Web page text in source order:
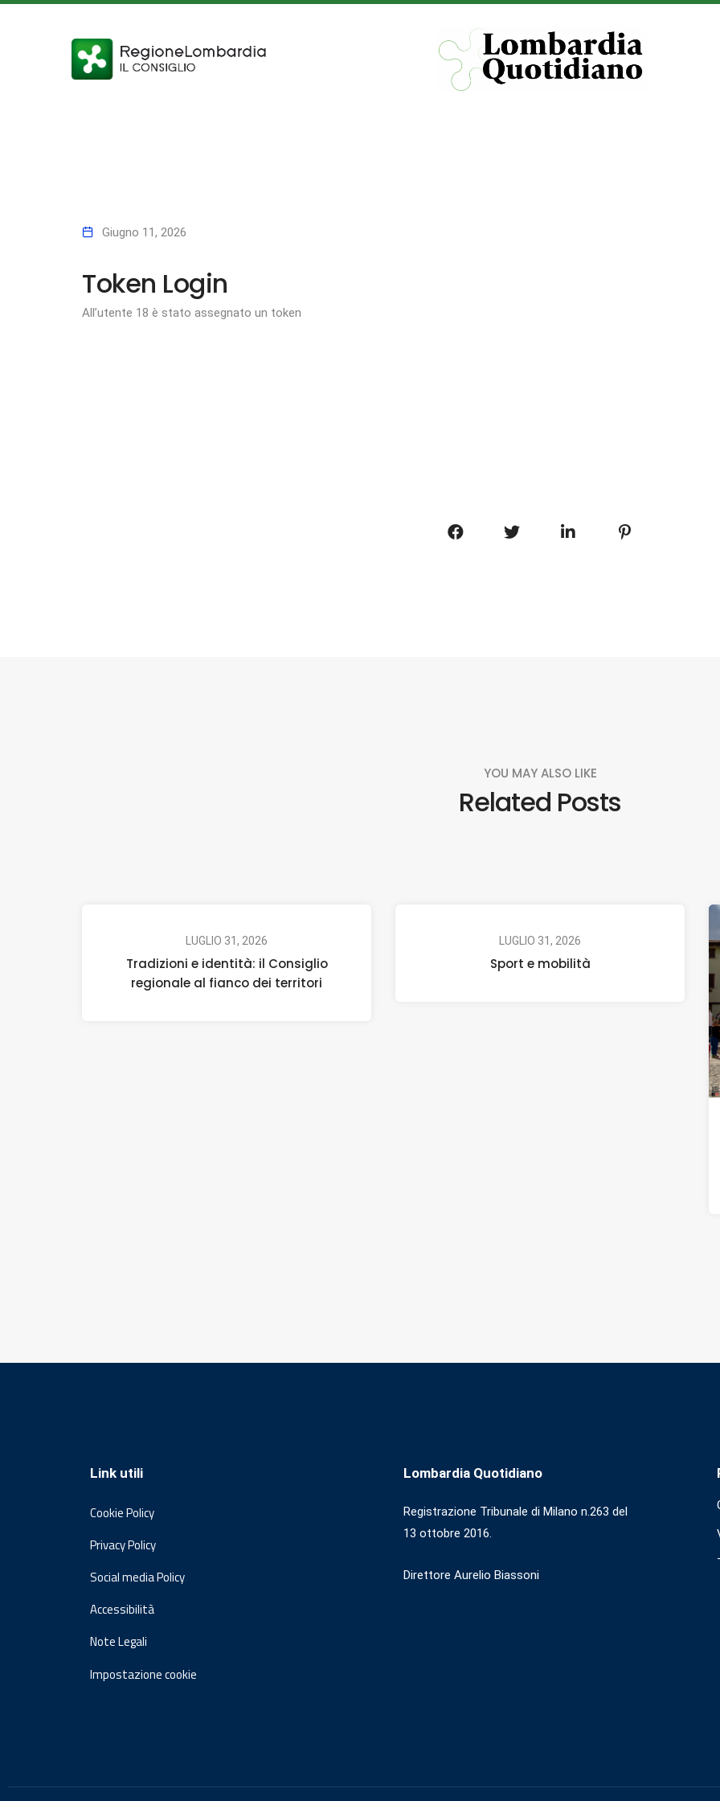
Giugno 11, 2026
Token Login
All’utente 18 è stato assegnato un token
YOU MAY ALSO LIKE
Related Posts
LUGLIO 31, 2026
Tradizioni e identità: il Consiglio
regionale al fianco dei territori
LUGLIO 31, 2026
Sport e mobilità
Link utili
Cookie Policy
Privacy Policy
Social media Policy
Accessibilità
Note Legali
Impostazione cookie
Lombardia Quotidiano
Registrazione Tribunale di Milano n.263 del
13 ottobre 2016.
Direttore Aurelio Biassoni